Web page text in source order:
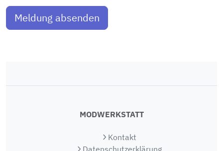
Meldung absenden
MODWERKSTATT
Kontakt